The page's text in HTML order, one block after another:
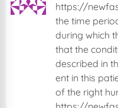
https://
the time
during which
that the
described in
ent in this
of the right